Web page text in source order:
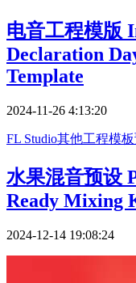
电音工程模版
Declaration
Template
2024-11-26 4:13:20
FL Studio其他工程模板
水果混音预设
Ready Mixing
2024-12-14 19:08:24